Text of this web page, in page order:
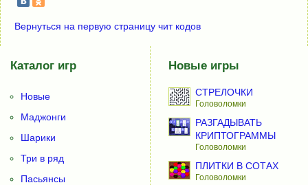
Вернуться на первую страницу чит кодов
Каталог игр
Новые
Маджонги
Шарики
Три в ряд
Пасьянсы
Новые игры
СТРЕЛОЧКИ
Головоломки
РАЗГАДЫВАТЬ
КРИПТОГРАММЫ
Головоломки
ПЛИТКИ В СОТАХ
Головоломки